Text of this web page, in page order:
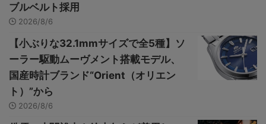
ブルベルト採用
2026/8/6
【小ぶりな32.1mmサイズで全5種】ソ
ーラー駆動ムーヴメント搭載モデル、
国産時計ブランド“Orient（オリエン
ト）”から
2026/8/6